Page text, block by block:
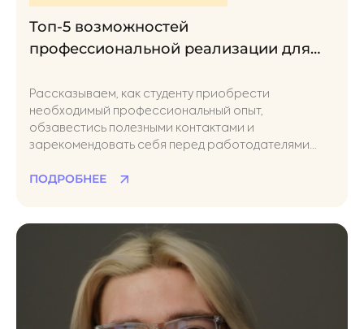
Топ-5 возможностей
профессиональной реализации для
Рассказываем, как студенту приобрести
необходимый профессиональный опыт,
обзавестись полезными контактами и
зарекомендовать себя перед работодателями
ПОДРОБНЕЕ